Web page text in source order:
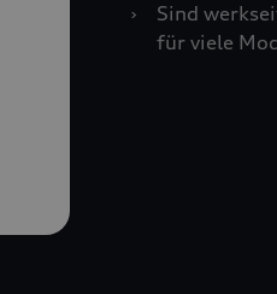
›
Sind
für viele